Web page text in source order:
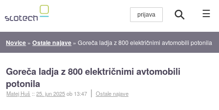
☰
Novice »Ostale najave »Goreča ladja z 800 električnimi avtomobili potonila
Goreča ladja z 800 električnimi avtomobili
potonila
Matej Huš ::25. jun 2025ob 13:47 Ostale najave